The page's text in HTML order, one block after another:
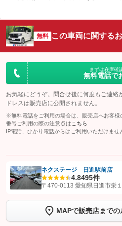
無料 この車両に関する
まずは在庫確
無料電話で
お気軽にどうぞ。問合せ後に何度もご連絡
ドレスは販売店に公開されません。
※無料電話をご利用の場合は、販売店へお客
番号ご利用の際の注意点は こちら
IP電話、ひかり電話からはご利用いただけませ
【STEP1】認証画面でグーネットを友だち
トーク画面で
ボタンをタッ
完了してください。
ネクステージ 日進駅前店
4.8495件
〒470-0113 愛知県日進市栄
MAPで販売店まで